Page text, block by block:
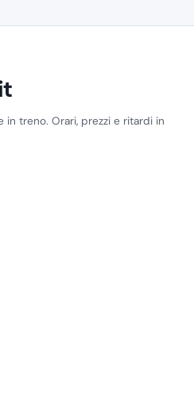
in treno. Orari, prezzi e ritardi in